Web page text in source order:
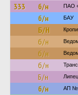
333 б/н ПАО
б/н БАУ
Б/Н
б/н
б/н
б/н
Б/н
б/н АП